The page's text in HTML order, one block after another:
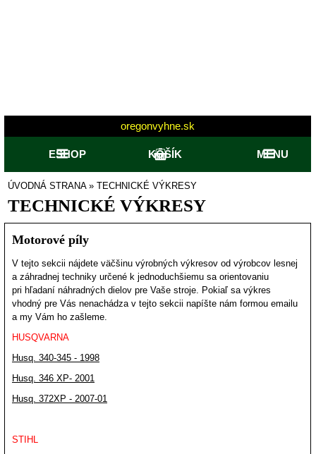
oregonvyhne.sk
ESHOP KOŠÍK MENU
ÚVODNÁ STRANA» TECHNICKÉ VÝKRESY
TECHNICKÉ VÝKRESY
Motorové píly
V tejto sekcii nájdete väčšinu výrobných výkresov od výrobcov lesnej
a záhradnej techniky určené k jednoduchšiemu sa orientovaniu
pri hľadaní náhradných dielov pre Vaše stroje. Pokiaľ sa výkres
vhodný pre Vás nenachádza v tejto sekcii napíšte nám formou emailu
a my Vám ho zašleme.
HUSQVARNA
Husq. 340-345 - 1998
Husq. 346 XP- 2001
Husq. 372XP - 2007-01
STIHL